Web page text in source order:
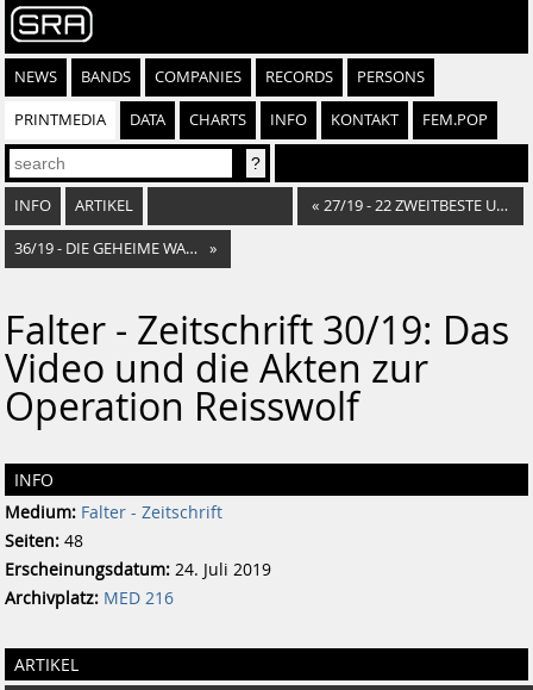
NEWS BANDS COMPANIES RECORDS PERSONS
PRINTMEDIA DATA CHARTS INFO KONTAKT FEM.POP
INFO ARTIKEL « 27/19 - 22 ZWEITBESTE URLAUBS-GEHEIMTIPPS
36/19 - DIE GEHEIME WAHLKAMPF-KASSA DES SEBASTIAN KURZ »
Falter - Zeitschrift 30/19: Das
Video und die Akten zur
Operation Reisswolf
INFO
Medium: Falter - Zeitschrift
Seiten: 48
Erscheinungsdatum: 24. Juli 2019
Archivplatz: MED 216
ARTIKEL